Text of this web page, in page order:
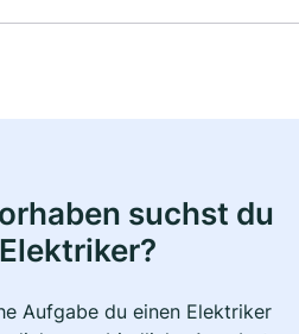
suchst du
Aufgabe du einen Elektriker